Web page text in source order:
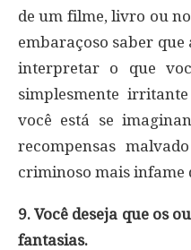
de um filme, livro ou
embaraçoso saber
interpretar o que
simplesmente
você está se
recompensas
criminoso mais infame
9. Você deseja que os
fantasias.